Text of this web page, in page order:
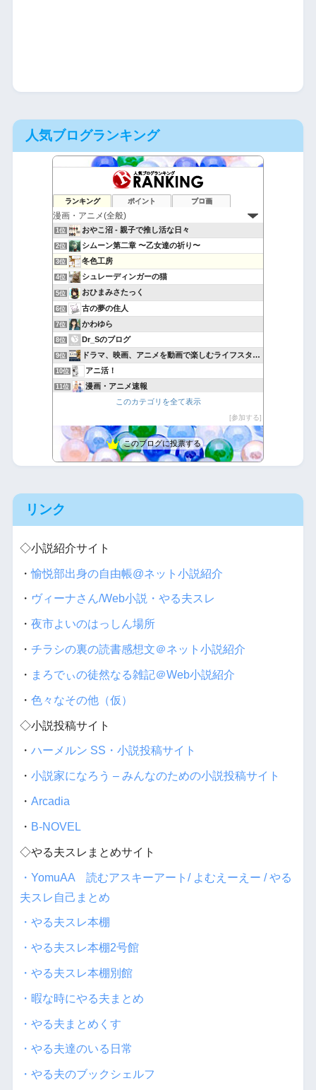
人気ブログランキング
ランキング ポイント ブロ画
1位 おやこ沼 - 親子で推し活な日々
2位 シムーン第二章 〜乙女達の祈り〜
3位 冬色工房
4位 シュレーディンガーの猫
5位 おひまみさたっく
6位 古の夢の住人
7位 かわゆら
8位 Dr_Sのブログ
9位 ドラマ、映画、アニメを動画で楽しむライフスタイル
10位 アニ活！
11位 漫画・アニメ速報
たつみんの気ままな喫茶店
14位 バカには見えない服はバカに裸を見られる服
15位 完全趣味（裏）
このカテゴリを全て表示
参加する
このブログに投票する
リンク
◇小説紹介サイト
・愉悦部出身の自由帳@ネット小説紹介
・ ヴィーナさん/Web小説・やる夫スレ
・ 夜市よいのはっしん場所
・ チラシの裏の読書感想文＠ネット小説紹介
・ まろでぃの徒然なる雑記＠Web小説紹介
・ 色々なその他（仮）
◇小説投稿サイト
・ ハーメルン SS・小説投稿サイト
・ 小説家になろう – みんなのための小説投稿サイト
・ Arcadia
・ B-NOVEL
◇やる夫スレまとめサイト
・YomuAA 読むアスキーアート/ よむえーえー / やる
夫スレ自己まとめ
・やる夫スレ本棚
・やる夫スレ本棚2号館
・やる夫スレ本棚別館
・暇な時にやる夫まとめ
・やる夫まとめくす
・やる夫達のいる日常
・やる夫のブックシェルフ